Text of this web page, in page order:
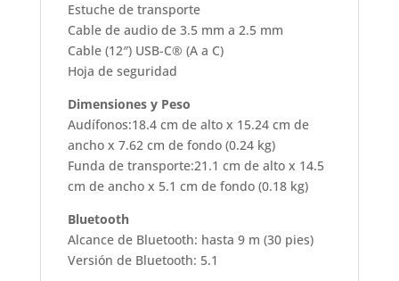
Estuche de transporte
Cable de audio de 3.5 mm a 2.5 mm
Cable (12″) USB-C® (A a C)
Hoja de seguridad
Dimensiones y Peso
Audífonos:18.4 cm de alto x 15.24 cm de
ancho x 7.62 cm de fondo (0.24 kg)
Funda de transporte:21.1 cm de alto x 14.5
cm de ancho x 5.1 cm de fondo (0.18 kg)
Bluetooth
Alcance de Bluetooth: hasta 9 m (30 pies)
Versión de Bluetooth: 5.1